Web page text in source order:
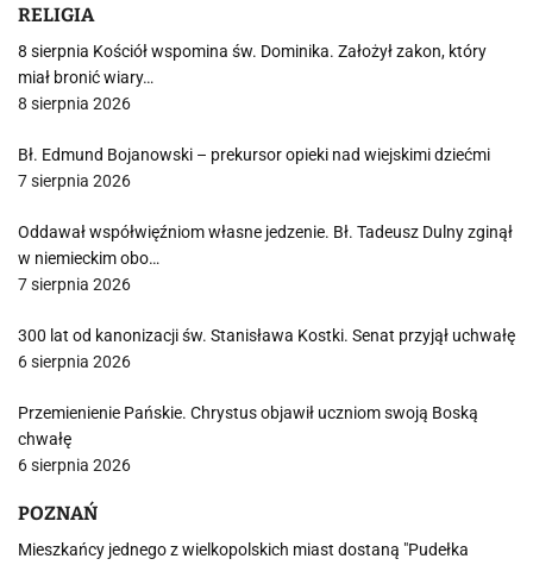
RELIGIA
8 sierpnia Kościół wspomina św. Dominika. Założył zakon, który
miał bronić wiary…
8 sierpnia 2026
Bł. Edmund Bojanowski – prekursor opieki nad wiejskimi dziećmi
7 sierpnia 2026
Oddawał współwięźniom własne jedzenie. Bł. Tadeusz Dulny zginął
w niemieckim obo…
7 sierpnia 2026
300 lat od kanonizacji św. Stanisława Kostki. Senat przyjął uchwałę
6 sierpnia 2026
Przemienienie Pańskie. Chrystus objawił uczniom swoją Boską
chwałę
6 sierpnia 2026
POZNAŃ
Mieszkańcy jednego z wielkopolskich miast dostaną "Pudełka